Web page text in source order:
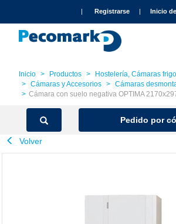
| Registrarse | Inicio
Inicio Productos
Hostelería, Cámaras
Cámaras y Accesorios
Cámaras
Cámara con suelo negativa OPTIMA
Pedido por
Volver